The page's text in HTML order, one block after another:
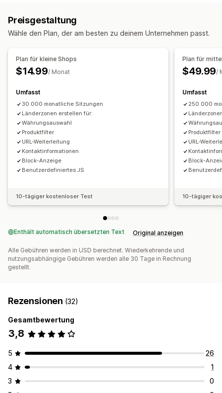
IP-Adresse Land Sprache
Fehlerweiterleitung
Manuelle Weiterleitung
Tracking
Lokalisierungseinstellungen
Währungsumstellung
Sprachumstellung
Preisgestaltung
Wähle den Plan, der am besten zu deinem Unternehmen passt.
Plan für kleine Shops
$14.99/ Monat
Umfasst
30.000 monatliche Sitzungen
Länderzonen erstellen für:
Währungsauswahl
Produktfilter
URL-Weiterleitung
Kontaktinformationen
Block-Anzeige
Benutzerdefiniertes JS
10-tägiger kostenloser Test
Plan für
$49.99/
Umfasst
250.000
Produktfilter
URL-
Block-
10-tägiger
Enthält automatisch übersetzten Text Original anzeigen
Alle Gebühren werden in USD berechnet. Wiederkehrende und
nutzungsabhängige Gebühren werden alle 30 Tage in Rechnung
gestellt.
Rezensionen (32)
Gesamtbewertung
3,8
5
26
4
1
3
0